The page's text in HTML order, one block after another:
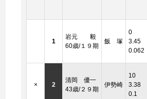
1
岩元 毅
60歳/１９期
飯 塚
0
3.45
0.062
× 2
清岡 優一
43歳/２９期
伊勢崎
10
3.38
0.1